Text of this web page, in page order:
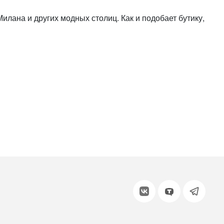
и других модных столиц. Как и подобает бутику,